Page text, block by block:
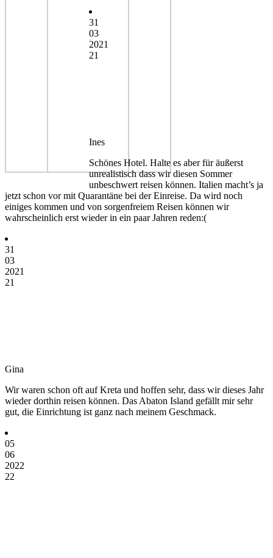
31
03
2021
21
Ines
Schönes Hotel. Halte es aber für äußerst
unrealistisch dass wir diesen Sommer
unbeschwert reisen können. Italien macht’s ja
jetzt schon vor mit Quarantäne bei der Einreise. Da wird noch
einiges kommen und von sorgenfreiem Reisen können wir
wahrscheinlich erst wieder in ein paar Jahren reden:(
31
03
2021
21
Gina
Wir waren schon oft auf Kreta und hoffen sehr, dass wir dieses Jahr
wieder dorthin reisen können. Das Abaton Island gefällt mir sehr
gut, die Einrichtung ist ganz nach meinem Geschmack.
05
06
2022
22